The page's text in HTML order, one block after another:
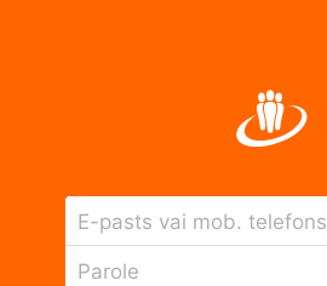
E-pasts vai mob. telefons
Parole